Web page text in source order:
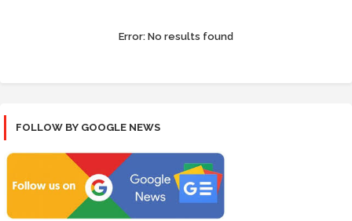
Error: No results found
FOLLOW BY GOOGLE NEWS